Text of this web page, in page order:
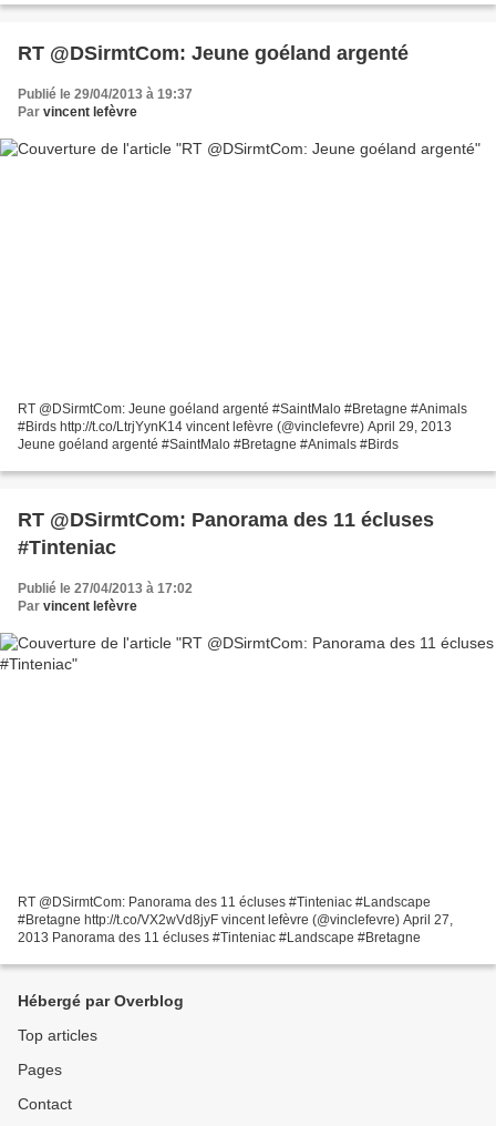
RT @DSirmtCom: Jeune goéland argenté
Publié le 29/04/2013 à 19:37
Par vincent lefèvre
RT @DSirmtCom: Jeune goéland argenté #SaintMalo #Bretagne #Animals
#Birds http://t.co/LtrjYynK14 vincent lefèvre (@vinclefevre) April 29, 2013
Jeune goéland argenté #SaintMalo #Bretagne #Animals #Birds
RT @DSirmtCom: Panorama des 11 écluses
#Tinteniac
Publié le 27/04/2013 à 17:02
Par vincent lefèvre
RT @DSirmtCom: Panorama des 11 écluses #Tinteniac #Landscape
#Bretagne http://t.co/VX2wVd8jyF vincent lefèvre (@vinclefevre) April 27,
2013 Panorama des 11 écluses #Tinteniac #Landscape #Bretagne
Hébergé par Overblog
Top articles
Pages
Contact